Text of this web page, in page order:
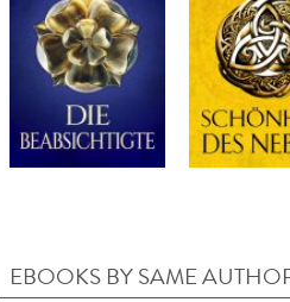
EBOOKS BY SAME